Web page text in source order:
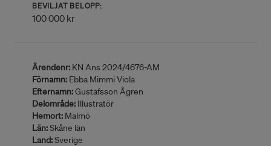
BEVILJAT BELOPP:
100 000 kr
Ärendenr: KN Ans 2024/4676-AM
Förnamn: Ebba Mimmi Viola
Efternamn:Gustafsson Ågren
Delområde: Illustratör
Hemort: Malmö
Län:Skåne län
Land:Sverige